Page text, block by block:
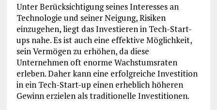
Unter Berücksichtigung seines Interesses an
Technologie und seiner Neigung, Risiken
einzugehen, liegt das Investieren in Tech-Start-
ups nahe. Es ist auch eine effektive Möglichkeit,
sein Vermögen zu erhöhen, da diese
Unternehmen oft enorme Wachstumsraten
erleben. Daher kann eine erfolgreiche Investition
in ein Tech-Start-up einen erheblich höheren
Gewinn erzielen als traditionelle Investitionen.